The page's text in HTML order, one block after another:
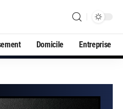
Domicile Entreprise